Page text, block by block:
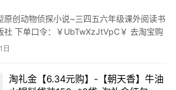
原创动物侦探小说~三四五六年级课外阅读书
社 下单口令：￥UbTwXzJtVpC￥ 去淘宝购
日
淘礼金【6.34元购】-【朝天香】牛油